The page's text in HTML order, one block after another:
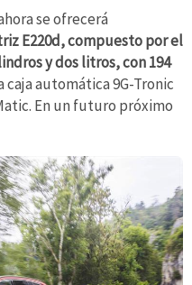
se ofrecerá
E220d, compuesto por el
y dos litros, con 194
caja automática 9G-Tronic
En un futuro próximo